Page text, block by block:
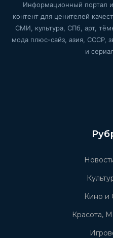
Информационный портал
контент для ценителей
СМИ, культура, СПб, арт,
мода плюс-сайз, азия, СССР,
и
Кино и
Красота,